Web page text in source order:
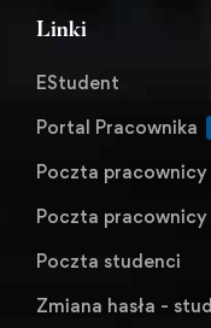
Linki
EStudent
Portal Pracownika
Poczta pracownicy
Poczta
Poczta studenci
Zmiana hasła -